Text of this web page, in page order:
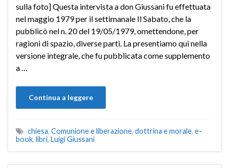
sulla foto] Questa intervista a don Giussani fu effettuata
nel maggio 1979 per il settimanale Il Sabato, che la
pubblicò nel n. 20 del 19/05/1979, omettendone, per
ragioni di spazio, diverse parti. La presentiamo qui nella
versione integrale, che fu pubblicata come supplemento
a …
Continua a leggere
chiesa, Comunione e liberazione, dottrina e morale, e-
book, libri, Luigi Giussani